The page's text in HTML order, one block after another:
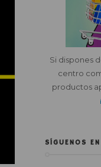
Si dispones
centro
productos
SÍGUENOS